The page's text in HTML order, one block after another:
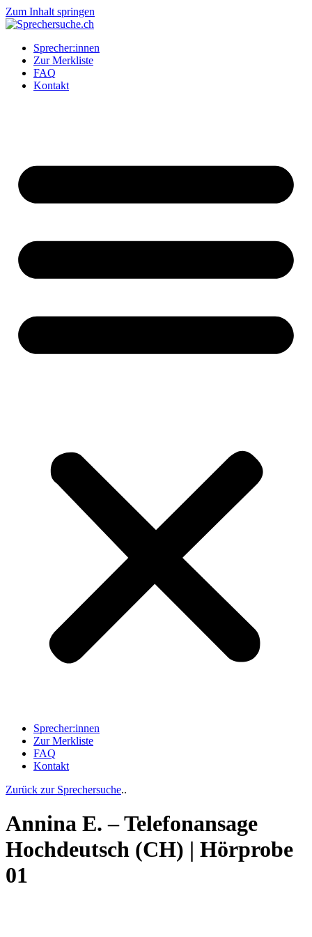
Zum Inhalt springen
Sprecher:innen
Zur Merkliste
FAQ
Kontakt
Sprecher:innen
Zur Merkliste
FAQ
Kontakt
Zurück zur Sprechersuche..
Annina E. – Telefonansage
Hochdeutsch (CH) | Hörprobe
01